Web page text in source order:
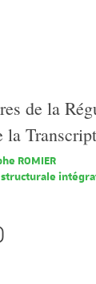
de la
la
ROMIER